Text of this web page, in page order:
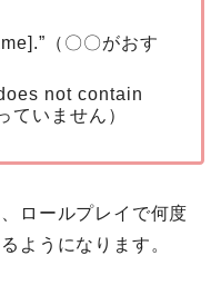
（〇〇がおす
not contain
ていません）
ロールプレイで何度
ようになります。